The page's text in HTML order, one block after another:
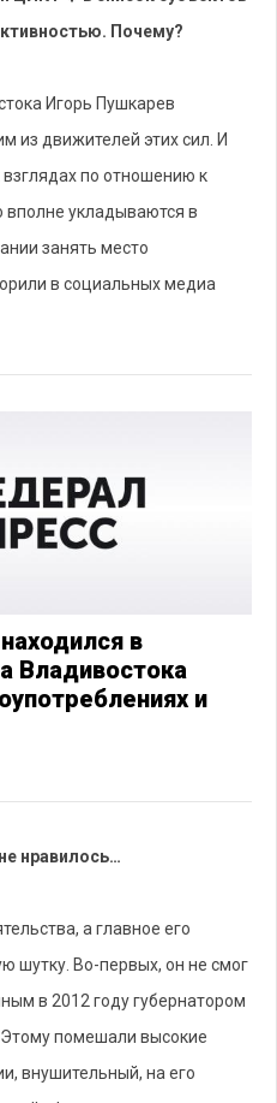
Почему?
Игорь Пушкарев
из движителей этих сил. И
по отношению к
вполне укладываются в
занять место
в социальных медиа
в
Владивостока
и
нравилось…
а главное его
шутку. Во-первых, он не смог
в 2012 году губернатором
помешали высокие
внушительный, на его